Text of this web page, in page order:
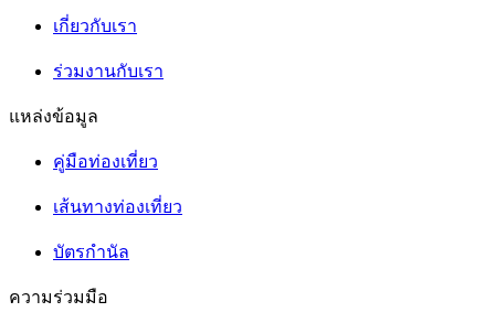
เกี่ยวกับเรา
ร่วมงานกับเรา
แหล่งข้อมูล
คู่มือท่องเที่ยว
เส้นทางท่องเที่ยว
บัตรกำนัล
ความร่วมมือ